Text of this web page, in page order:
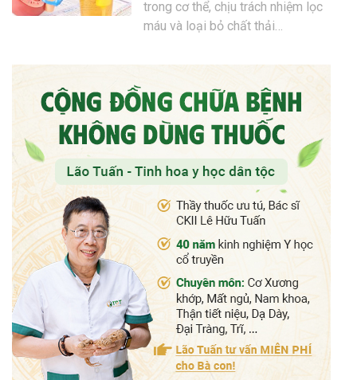
trong cơ thể, chịu trách nhiệm lọc
máu và loại bỏ chất thải…